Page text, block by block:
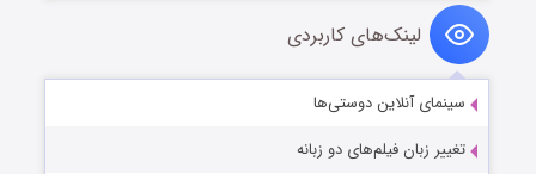
لینک‌های کاربردی
سینمای آنلاین دوستی‌ها
تغییر زبان فیلم‌های دو زبانه